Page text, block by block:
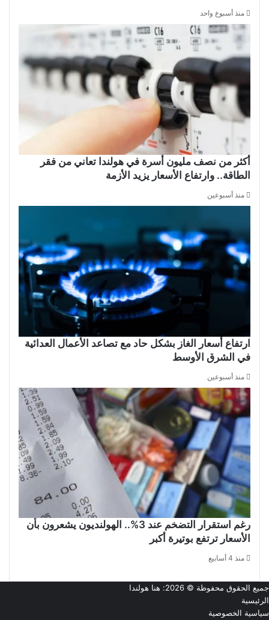
منذ أسبوع واحد
أكثر من نصف مليون أسرة في هولندا تعاني من فقر
الطاقة.. وارتفاع الأسعار يزيد الأزمة
منذ أسبوعين
ارتفاع أسعار الغاز بشكل حاد مع تصاعد الأعمال العدائية
في الشرق الأوسط
منذ أسبوعين
رغم استقرار التضخم عند 3%.. الهولنديون يشعرون بأن
الأسعار ترتفع بوتيرة أكبر
منذ 4 أسابيع
جميع الحقوق محفوظة © 2026:
هنا هولندا
الرئيسية
سياسية الخصوصية